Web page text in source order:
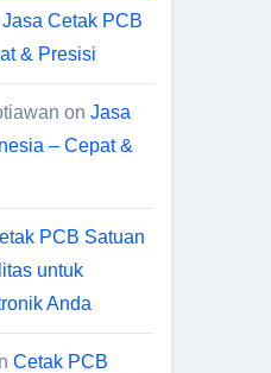
Jasa Cetak PCB
& Presisi
on Jasa
– Cepat &
PCB Satuan
untuk
Anda
Cetak PCB